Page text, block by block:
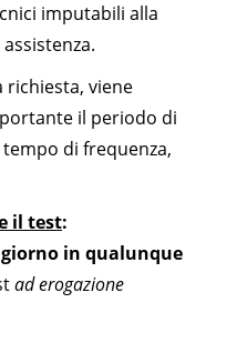
imputabili alla
richiesta, viene
il periodo di
di frequenza,
il test:
in qualunque
ad erogazione